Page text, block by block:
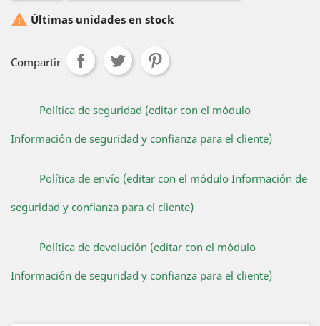
 Últimas unidades en stock
Compartir
Política de seguridad (editar con el módulo
Información de seguridad y confianza para el cliente)
Política de envío (editar con el módulo Información de
seguridad y confianza para el cliente)
Política de devolución (editar con el módulo
Información de seguridad y confianza para el cliente)